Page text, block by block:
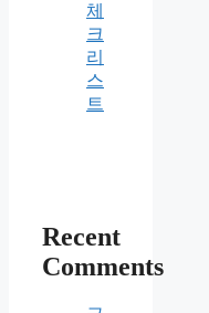
체
크
리
스
트
Recent
Comments